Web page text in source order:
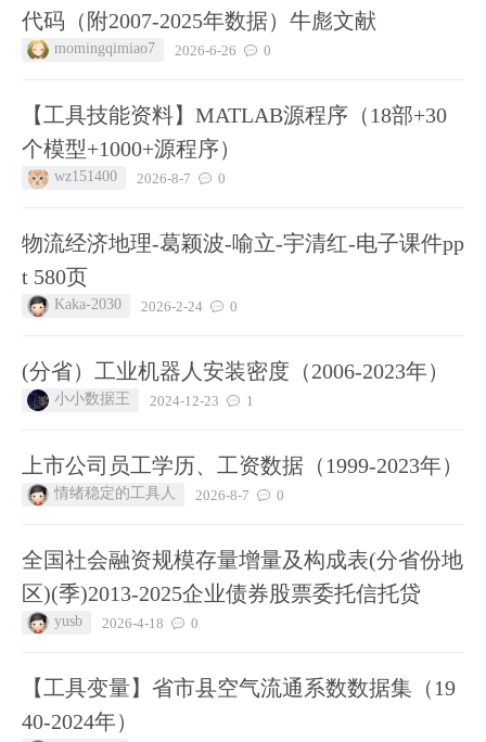
代码（附2007-2025年数据）牛彪文献
momingqimiao7 2026-6-26 0
【工具技能资料】MATLAB源程序（18部+30
个模型+1000+源程序）
wz151400 2026-8-7 0
物流经济地理-葛颖波-喻立-宇清红-电子课件pp
t 580页
Kaka-2030 2026-2-24 0
(分省）工业机器人安装密度（2006-2023年）
小小数据王 2024-12-23 1
上市公司员工学历、工资数据（1999-2023年）
情绪稳定的工具人 2026-8-7 0
全国社会融资规模存量增量及构成表(分省份地
区)(季)2013-2025企业债券股票委托信托贷
yusb 2026-4-18 0
【工具变量】省市县空气流通系数数据集（19
40-2024年）